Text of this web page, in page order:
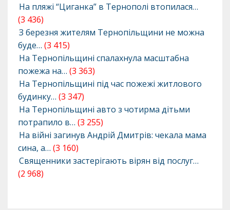
На пляжі “Циганка” в Тернополі втопилася…
(3 436)
З березня жителям Тернопільщини не можна
буде… (3 415)
На Тернопільщині спалахнула масштабна
пожежа на… (3 363)
На Тернопільщині під час пожежі житлового
будинку… (3 347)
На Тернопільщині авто з чотирма дітьми
потрапило в… (3 255)
На війні загинув Андрій Дмитрів: чекала мама
сина, а… (3 160)
Священники застерігають вірян від послуг…
(2 968)